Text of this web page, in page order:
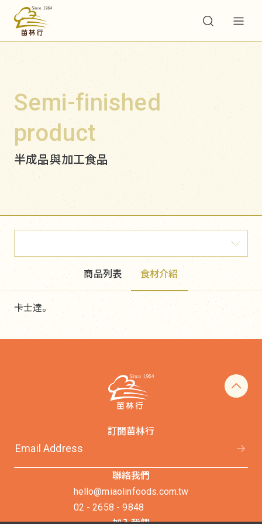
Semi-finished
product
半成品與加工食品
商品列表 食材介紹
卡士達。
訂閱苗林行
聯絡我們
hello@miaolinfoods.com.tw
02 - 2658 - 9848